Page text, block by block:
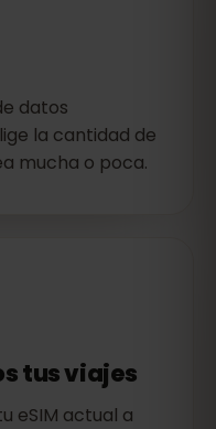
datos
la cantidad de
mucha o poca.
tus viajes
eSIM actual a